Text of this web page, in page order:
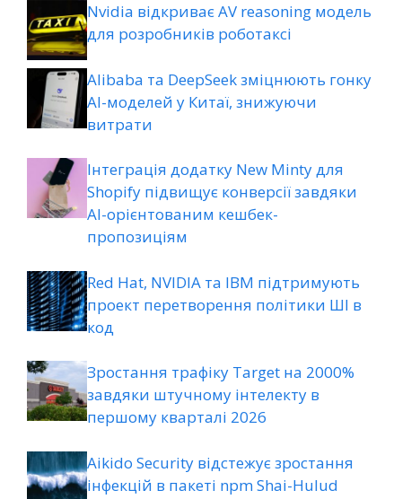
Nvidia відкриває AV reasoning модель
для розробників роботаксі
Alibaba та DeepSeek зміцнюють гонку
AI-моделей у Китаї, знижуючи
витрати
Інтеграція додатку New Minty для
Shopify підвищує конверсії завдяки
AI-орієнтованим кешбек-
пропозиціям
Red Hat, NVIDIA та IBM підтримують
проект перетворення політики ШІ в
код
Зростання трафіку Target на 2000%
завдяки штучному інтелекту в
першому кварталі 2026
Aikido Security відстежує зростання
інфекцій в пакеті npm Shai-Hulud